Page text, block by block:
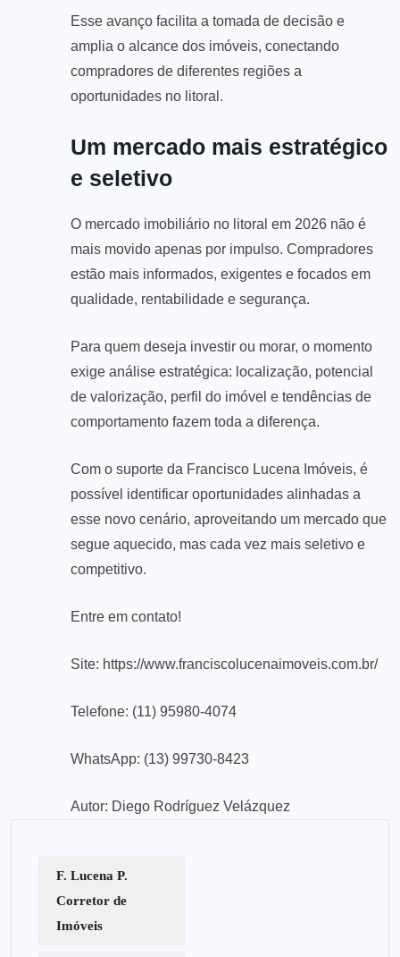
Esse avanço facilita a tomada de decisão e
amplia o alcance dos imóveis, conectando
compradores de diferentes regiões a
oportunidades no litoral.
Um mercado mais estratégico
e seletivo
O mercado imobiliário no litoral em 2026 não é
mais movido apenas por impulso. Compradores
estão mais informados, exigentes e focados em
qualidade, rentabilidade e segurança.
Para quem deseja investir ou morar, o momento
exige análise estratégica: localização, potencial
de valorização, perfil do imóvel e tendências de
comportamento fazem toda a diferença.
Com o suporte da Francisco Lucena Imóveis, é
possível identificar oportunidades alinhadas a
esse novo cenário, aproveitando um mercado que
segue aquecido, mas cada vez mais seletivo e
competitivo.
Entre em contato!
Site: https://www.franciscolucenaimoveis.com.br/
Telefone: (11) 95980-4074
WhatsApp: (13) 99730-8423
Autor: Diego Rodríguez Velázquez
F. Lucena P.
Corretor de
Imóveis